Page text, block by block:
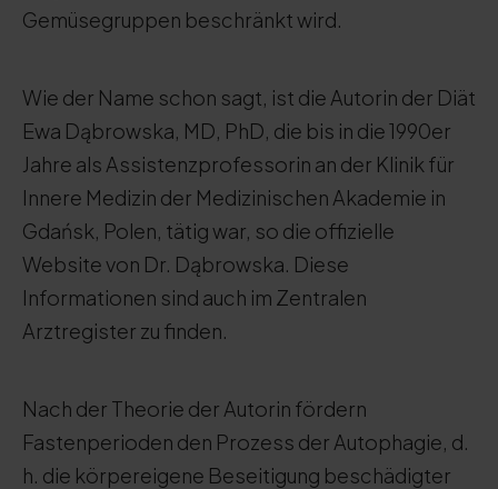
Gemüsegruppen beschränkt wird.
Wie der Name schon sagt, ist die Autorin der Diät
Ewa Dąbrowska, MD, PhD, die bis in die 1990er
Jahre als Assistenzprofessorin an der Klinik für
Innere Medizin der Medizinischen Akademie in
Gdańsk, Polen, tätig war, so die offizielle
Website von Dr. Dąbrowska. Diese
Informationen sind auch im Zentralen
Arztregister zu finden.
Nach der Theorie der Autorin fördern
Fastenperioden den Prozess der Autophagie, d.
h. die körpereigene Beseitigung beschädigter